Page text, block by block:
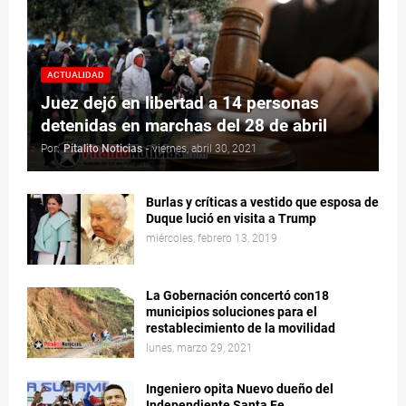
ACTUALIDAD
Juez dejó en libertad a 14 personas
detenidas en marchas del 28 de abril
Por: Pitalito Noticias - viernes, abril 30, 2021
Burlas y críticas a vestido que esposa de
Duque lució en visita a Trump
miércoles, febrero 13, 2019
La Gobernación concertó con18
municipios soluciones para el
restablecimiento de la movilidad
lunes, marzo 29, 2021
Ingeniero opita Nuevo dueño del